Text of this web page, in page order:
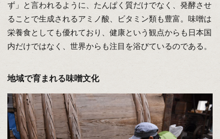
ず」と言われるように、たんぱく質だけでなく、発酵させ
ることで生成されるアミノ酸、ビタミン類も豊富。味噌は
栄養食としても優れており、健康という観点からも日本国
内だけではなく、世界からも注目を浴びているのである。
地域で育まれる味噌文化